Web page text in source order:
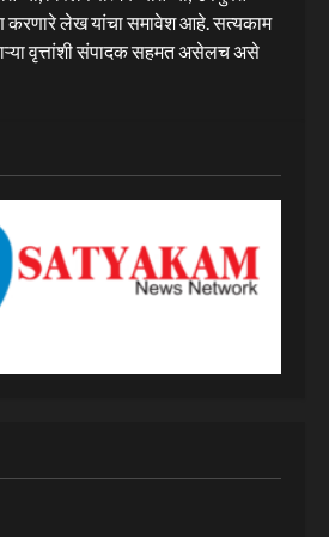
करणारे लेख यांचा समावेश आहे. सत्यकाम
वृत्तांशी संपादक सहमत असेलच असे